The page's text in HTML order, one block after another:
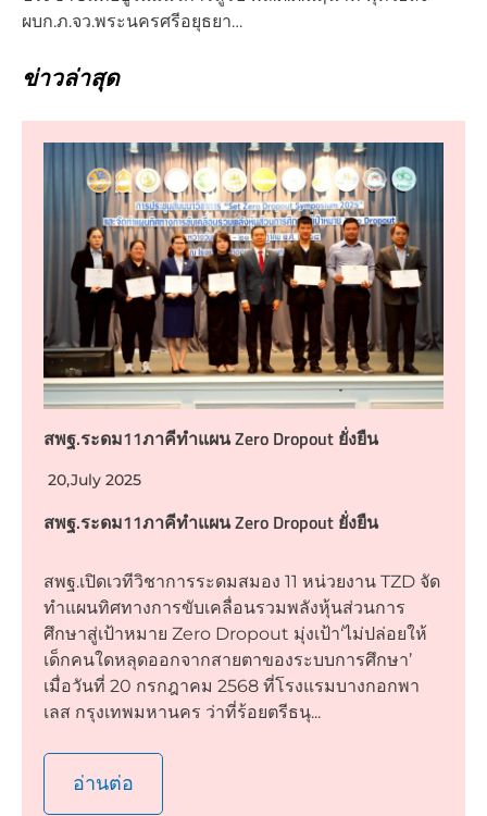
ผบก.ภ.จว.พระนครศรีอยุธยา…
ข่าวล่าสุด
สพฐ.ระดม11ภาคีทำแผน Zero Dropout ยั่งยืน
20,July 2025
สพฐ.ระดม11ภาคีทำแผน Zero Dropout ยั่งยืน
สพฐ.เปิดเวทีวิชาการระดมสมอง 11 หน่วยงาน TZD จัด
ทำแผนทิศทางการขับเคลื่อนรวมพลังหุ้นส่วนการ
ศึกษาสู่เป้าหมาย Zero Dropout มุ่งเป้า‘ไม่ปล่อยให้
เด็กคนใดหลุดออกจากสายตาของระบบการศึกษา’
เมื่อวันที่ 20 กรกฎาคม 2568 ที่โรงแรมบางกอกพา
เลส กรุงเทพมหานคร ว่าที่ร้อยตรีธนุ...
อ่านต่อ